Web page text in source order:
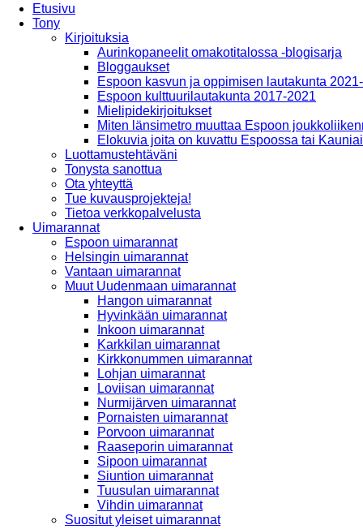
Etusivu
Tony
Kirjoituksia
Aurinkopaneelit omakotitalossa -blogisarja
Bloggaukset
Espoon kasvun ja oppimisen lautakunta
Espoon kulttuurilautakunta 2017-2021
Mielipidekirjoitukset
Miten länsimetro muuttaa Espoon
Elokuvia joita on kuvattu Espoossa tai
Luottamustehtäväni
Tonysta sanottua
Ota yhteyttä
Tue kuvausprojekteja!
Tietoa verkkopalvelusta
Uimarannat
Espoon uimarannat
Helsingin uimarannat
Vantaan uimarannat
Muut Uudenmaan uimarannat
Hangon uimarannat
Hyvinkään uimarannat
Inkoon uimarannat
Karkkilan uimarannat
Kirkkonummen uimarannat
Lohjan uimarannat
Loviisan uimarannat
Nurmijärven uimarannat
Pornaisten uimarannat
Porvoon uimarannat
Raaseporin uimarannat
Sipoon uimarannat
Siuntion uimarannat
Tuusulan uimarannat
Vihdin uimarannat
Suositut yleiset uimarannat